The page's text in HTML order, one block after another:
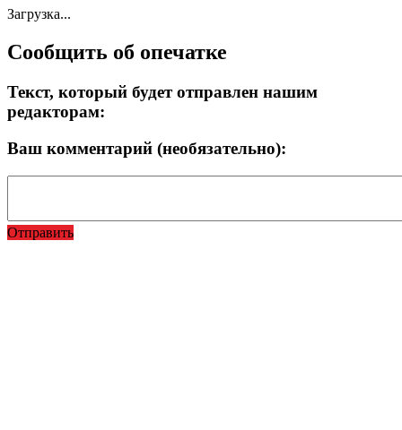
Загрузка...
Сообщить об опечатке
Текст, который будет отправлен нашим
редакторам:
Ваш комментарий (необязательно):
Отправить